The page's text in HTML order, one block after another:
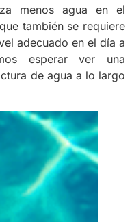
menos agua en el
también se requiere
adecuado en el día a
esperar ver una
de agua a lo largo